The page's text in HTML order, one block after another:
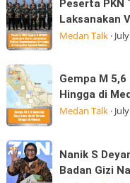
dijalan
Tritura
Sekolah
Bagi
Ratusan
Anak
Korban
Banjir
Kepedulian
PKN
Tingkat
II
BPSDM
Sumatera
Utara
Laksanakan
Kepemimpinan
Strategis
Peserta PKN
Laksanakan
Medan Talk·
Gempa
M
5,6
Guncang
Gayo
Lues
Aceh
Gempa M
Hingga di
Medan Talk·
Nanik
S
Nanik S
Badan Gizi